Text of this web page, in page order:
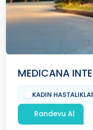
MEDICANA
KADIN
Randevu Al